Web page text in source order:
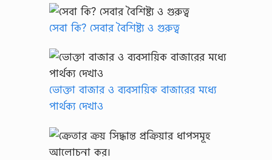
সেবা কি? সেবার বৈশিষ্ট্য ও গুরুত্ব
ভোক্তা বাজার ও ব্যবসায়িক বাজারের মধ্যে
পার্থক্য দেখাও